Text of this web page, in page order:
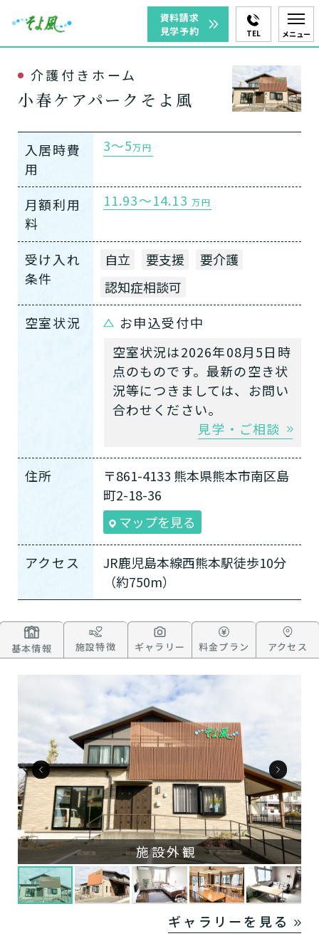
資料請求
見学予約
TEL メニュー
介護付きホーム
小春ケアパークそよ風
入居時費
用
3～5万円
月額利用
料
11.93～14.13 万円
受け入れ
条件
自立 要支援
要介護
認知症相談可
空室状況
お申込受付中
空室状況は2026年08月5日時
点のものです。最新の空き状
況等につきましては、お問い
合わせください。
見学・ご相談
住所
〒861-4133 熊本県熊本市南区島
町2-18-36
マップを見る
アクセス
JR鹿児島本線西熊本駅徒歩10分
（約750m）
基本情報 施設特徴 ギャラリー 料金プラン アクセス
施設外観
ギャラリーを見る